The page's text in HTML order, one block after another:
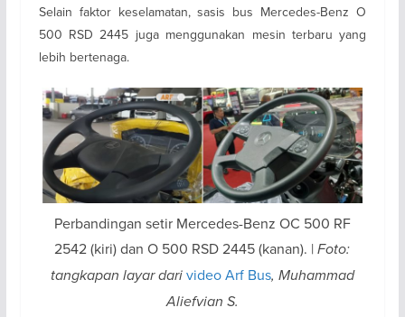
Selain faktor keselamatan, sasis bus Mercedes-Benz O
500 RSD 2445 juga menggunakan mesin terbaru yang
lebih bertenaga.
Perbandingan setir Mercedes-Benz OC 500 RF
2542 (kiri) dan O 500 RSD 2445 (kanan). |Foto:
tangkapan layar darivideo Arf Bus, Muhammad
Aliefvian S.